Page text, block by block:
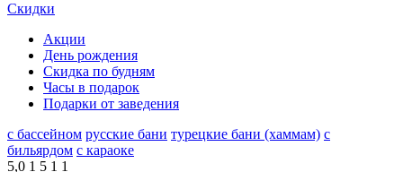
Скидки
Акции
День рождения
Скидка по будням
Часы в подарок
Подарки от заведения
с бассейном русские бани турецкие бани (хаммам) с
бильярдом с караоке
5,0 1 5 1 1